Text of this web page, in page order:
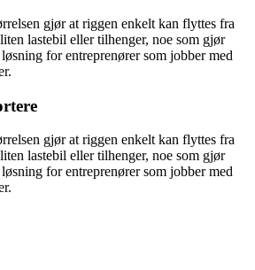
gjør at riggen enkelt kan flyttes fra
lastebil eller tilhenger, noe som gjør
for entreprenører som jobber med
gjør at riggen enkelt kan flyttes fra
lastebil eller tilhenger, noe som gjør
for entreprenører som jobber med